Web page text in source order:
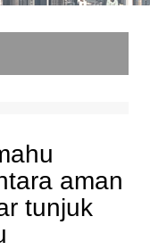
aman
tunjuk